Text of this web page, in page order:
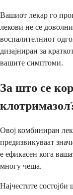
Вашиот лекар го
лекови не се
воспалителниот
дизајниран за
вашите симптоми.
За што се
Овој комбиниран
предизвикуваат
е ефикасен кога
многу чеша.
Најчестите состојби